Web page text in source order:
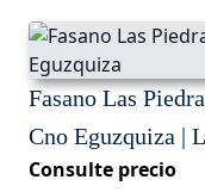
Fasano Las
Cno Eguzquiza |
Consulte precio